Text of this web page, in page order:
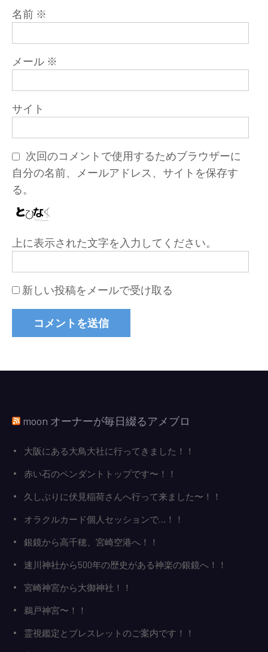
名前 ※
メール ※
サイト
次回のコメントで使用するためブラウザーに
自分の名前、メールアドレス、サイトを保存す
る。
上に表示された文字を入力してください。
新しい投稿をメールで受け取る
moon オーナーが毎日綴るアメブロ
大阪にある大鳥大社に行ってきました！！
赤い石のペンダントトップです〜！！
久しぶりに伏見稲荷さんへ行って来ました〜！！
オラクルカード個人セッションで…！！
銀鏡から高千穂、宮崎空港へ！！
速川神社から500年の歴史がある神楽の銀鏡へ！！
宮崎神宮から大御神社！！
鵜戸神宮〜！！
霊視鑑定とブレスレットのご案内です！！